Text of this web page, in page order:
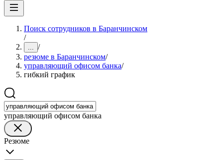
Поиск сотрудников в Баранчинском
/
... /
резюме в Баранчинском/
управляющий офисом банка/
гибкий график
управляющий офисом банка
Резюме